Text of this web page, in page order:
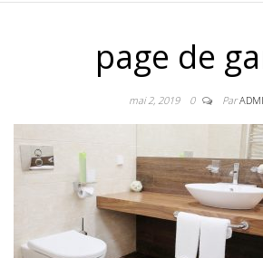
page de
mai 2, 2019 0 Par